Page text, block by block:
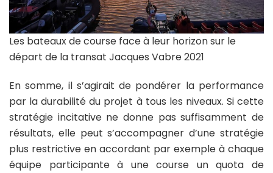
Les bateaux de course face à leur horizon sur le
départ de la transat Jacques Vabre 2021
En somme, il s’agirait de pondérer la performance
par la durabilité du projet à tous les niveaux. Si cette
stratégie incitative ne donne pas suffisamment de
résultats, elle peut s’accompagner d’une stratégie
plus restrictive en accordant par exemple à chaque
équipe participante à une course un quota de